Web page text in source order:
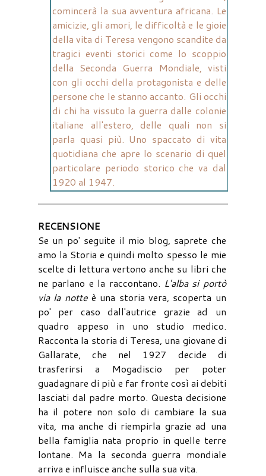
comincerà la sua avventura africana. Le
amicizie, gli amori, le difficoltà e le gioie
della vita di Teresa vengono scandite da
tragici eventi storici come lo scoppio
della Seconda Guerra Mondiale, visti
con gli occhi della protagonista e delle
persone che le stanno accanto. Gli occhi
di chi ha vissuto la guerra dalle colonie
italiane all'estero, delle quali non si
parla quasi più. Uno spaccato di vita
quotidiana che apre lo scenario di quel
particolare periodo storico che va dal
1920 al 1947.
RECENSIONE
Se un po' seguite il mio blog, saprete che
amo la Storia e quindi molto spesso le mie
scelte di lettura vertono anche su libri che
ne parlano e la raccontano. L'alba si portò
via la notteè una storia vera, scoperta un
po' per caso dall'autrice grazie ad un
quadro appeso in uno studio medico.
Racconta la storia di Teresa, una giovane di
Gallarate, che nel 1927 decide di
trasferirsi a Mogadiscio per poter
guadagnare di più e far fronte così ai debiti
lasciati dal padre morto. Questa decisione
ha il potere non solo di cambiare la sua
vita, ma anche di riempirla grazie ad una
bella famiglia nata proprio in quelle terre
lontane. Ma la seconda guerra mondiale
arriva e influisce anche sulla sua vita.